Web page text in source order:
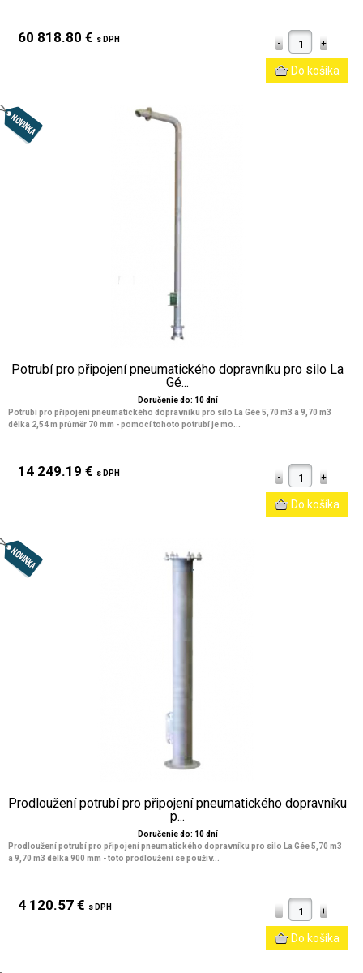
60 818.80 € s DPH
Potrubí pro připojení pneumatického dopravníku pro silo La
Gé...
Doručenie do: 10 dní
Potrubí pro připojení pneumatického dopravníku pro silo La Gée 5,70 m3 a 9,70 m3
délka 2,54 m průměr 70 mm - pomocí tohoto potrubí je mo...
14 249.19 € s DPH
Prodloužení potrubí pro připojení pneumatického dopravníku
p...
Doručenie do: 10 dní
Prodloužení potrubí pro připojení pneumatického dopravníku pro silo La Gée 5,70 m3
a 9,70 m3 délka 900 mm - toto prodloužení se použív...
4 120.57 € s DPH